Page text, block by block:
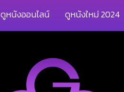
ดูหนังออนไลน์ ดูหนังใหม่ 2024